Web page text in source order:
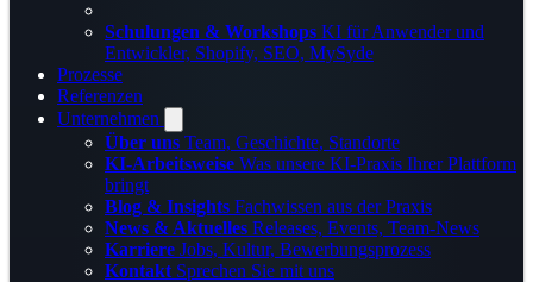
Schulungen & Workshops KI für Anwender und
Entwickler, Shopify, SEO, MySyde
Prozesse
Referenzen
Unternehmen
Über uns Team, Geschichte, Standorte
KI-Arbeitsweise Was unsere KI-Praxis Ihrer Plattform
bringt
Blog & Insights Fachwissen aus der Praxis
News & Aktuelles Releases, Events, Team-News
Karriere Jobs, Kultur, Bewerbungsprozess
Kontakt Sprechen Sie mit uns